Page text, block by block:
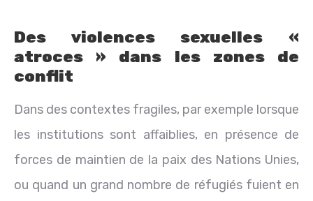
Des violences sexuelles «
atroces » dans les zones de
conflit
Dans des contextes fragiles, par exemple lorsque
les institutions sont affaiblies, en présence de
forces de maintien de la paix des Nations Unies,
ou quand un grand nombre de réfugiés fuient en